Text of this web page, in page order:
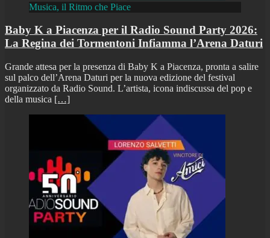
Musica, il Ritmo che Piace
Baby K a Piacenza per il Radio Sound Party 2026:
La Regina dei Tormentoni Infiamma l’Arena Daturi
Grande attesa per la presenza di Baby K a Piacenza, pronta a salire
sul palco dell’Arena Daturi per la nuova edizione del festival
organizzato da Radio Sound. L’artista, icona indiscussa del pop e
della musica […]